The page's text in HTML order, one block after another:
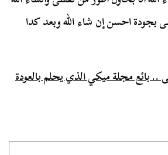
بجودة احسن إن شاء الله وبعد كدا
بائع مجلة ميكي الذي يحلم بالعودة